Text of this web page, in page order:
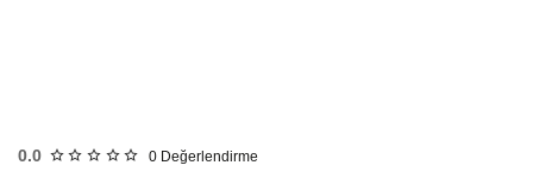
0.0 0 Değerlendirme